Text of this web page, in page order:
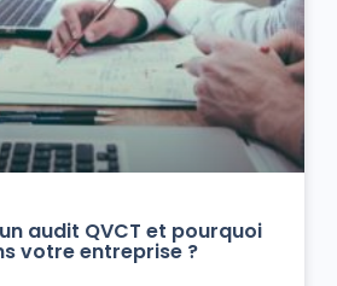
audit QVCT et pourquoi
votre entreprise ?